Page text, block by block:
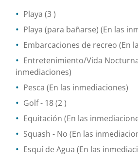
Playa (3 )
Playa (para bañarse) (En las
Embarcaciones de recreo (En
Entretenimiento/Vida
inmediaciones)
Pesca (En las inmediaciones)
Golf- 18(2 )
Equitación (En las
Squash - No (En las
Esquí de Agua (En las